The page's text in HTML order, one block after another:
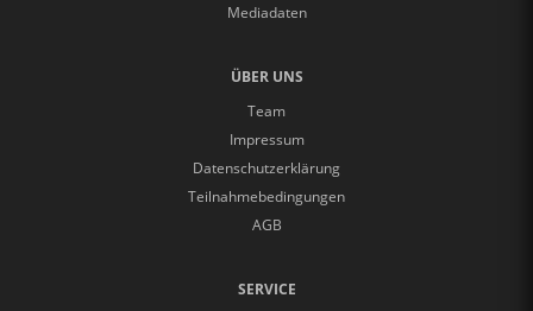
Mediadaten
ÜBER UNS
Team
Impressum
Datenschutzerklärung
Teilnahmebedingungen
AGB
SERVICE